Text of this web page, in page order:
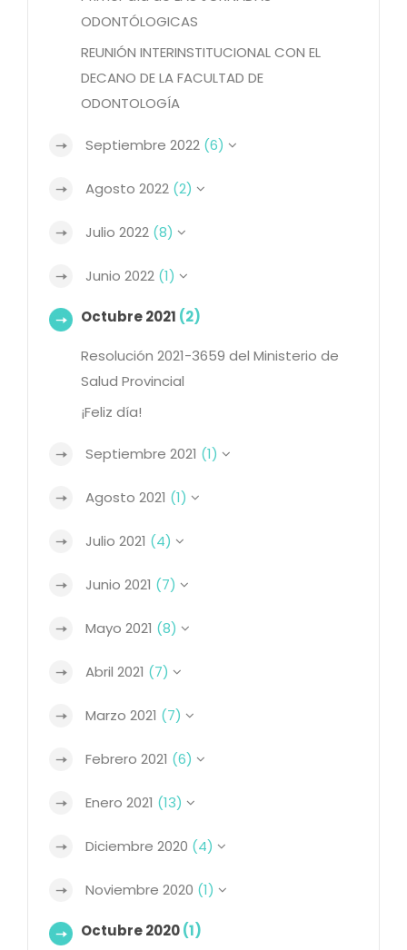
ODONTÓLOGICAS
REUNIÓN INTERINSTITUCIONAL CON EL
DECANO DE LA FACULTAD DE
ODONTOLOGÍA
Septiembre 2022 (6)
Agosto 2022 (2)
Julio 2022 (8)
Junio 2022 (1)
Octubre 2021 (2)
Resolución 2021-3659 del Ministerio de
Salud Provincial
¡Feliz día!
Septiembre 2021 (1)
Agosto 2021 (1)
Julio 2021 (4)
Junio 2021 (7)
Mayo 2021 (8)
Abril 2021 (7)
Marzo 2021 (7)
Febrero 2021 (6)
Enero 2021 (13)
Diciembre 2020 (4)
Noviembre 2020 (1)
Octubre 2020(1)